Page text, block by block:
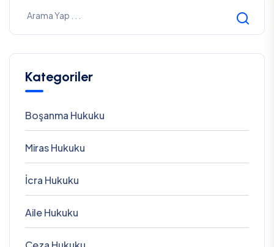
Kategoriler
Boşanma Hukuku
Miras Hukuku
İcra Hukuku
Aile Hukuku